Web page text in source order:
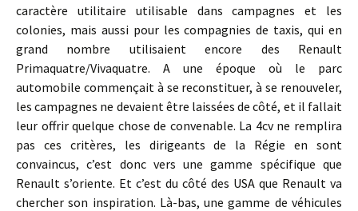
caractère utilitaire utilisable dans campagnes et les
colonies, mais aussi pour les compagnies de taxis, qui en
grand nombre utilisaient encore des Renault
Primaquatre/Vivaquatre. A une époque où le parc
automobile commençait à se reconstituer, à se renouveler,
les campagnes ne devaient être laissées de côté, et il fallait
leur offrir quelque chose de convenable. La 4cv ne remplira
pas ces critères, les dirigeants de la Régie en sont
convaincus, c’est donc vers une gamme spécifique que
Renault s’oriente. Et c’est du côté des USA que Renault va
chercher son inspiration. Là-bas, une gamme de véhicules